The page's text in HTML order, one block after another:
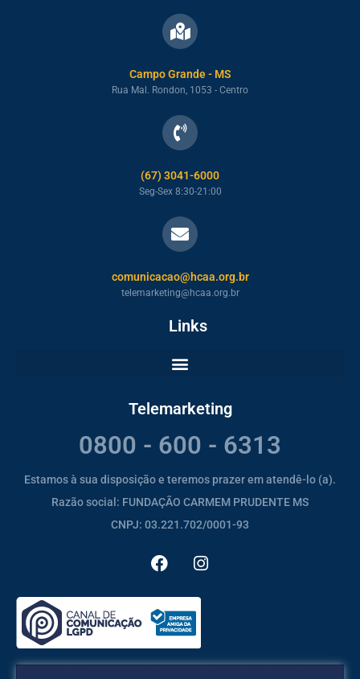
Campo Grande - MS
Rua Mal. Rondon, 1053 - Centro
(67) 3041-6000
Seg-Sex 8:30-21:00
comunicacao@hcaa.org.br
telemarketing@hcaa.org.br
Links
Telemarketing
0800 - 600 - 6313
Estamos à sua disposição e teremos prazer em atendê-lo (a).
Razão social: FUNDAÇÃO CARMEM PRUDENTE MS
CNPJ: 03.221.702/0001-93